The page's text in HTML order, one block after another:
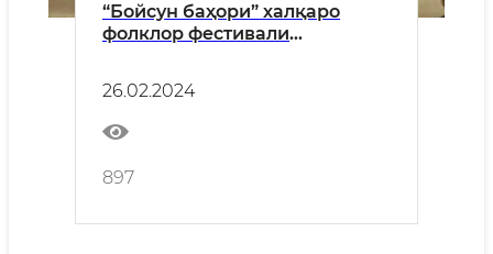
“Бойсун баҳори” халқаро
фолклор фестивали
26.02.2024
897